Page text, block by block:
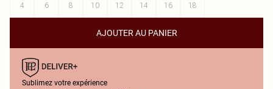
4
6 8 10 12 14 16 18
AJOUTER AU PANIER
Sublimez votre expérience